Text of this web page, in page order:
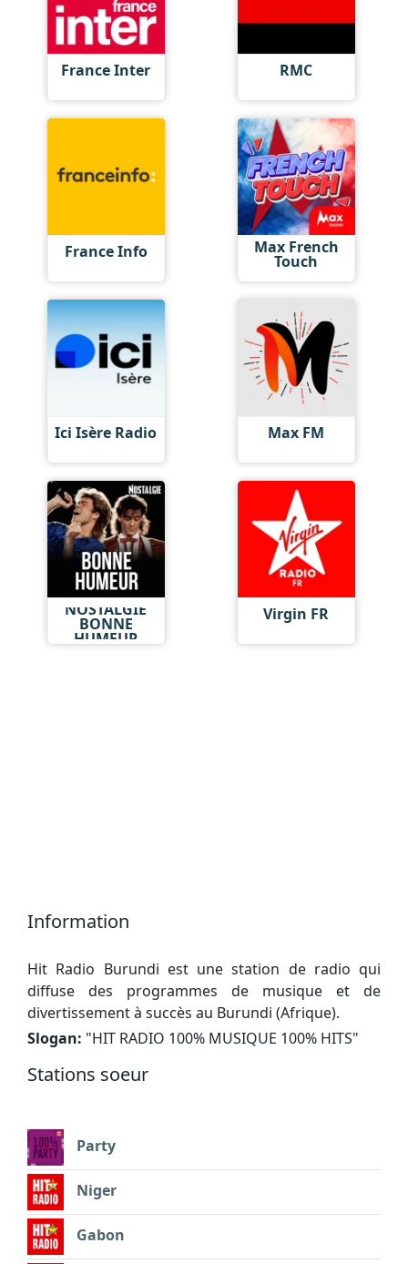
France Inter RMC
France Info Max French
Touch
Ici Isère Radio Max FM
NOSTALGIE
BONNE
HUMEUR
Virgin FR
Information
Hit Radio Burundi est une station de radio qui
diffuse des programmes de musique et de
divertissement à succès au Burundi (Afrique).
Slogan: "HIT RADIO 100% MUSIQUE 100% HITS"
Stations soeur
Party
Niger
Gabon